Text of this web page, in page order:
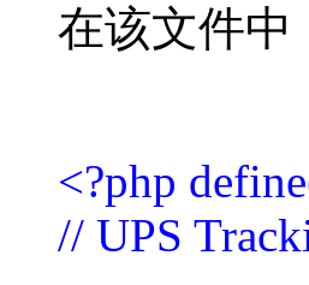
在该文件中
<?php
// UPS